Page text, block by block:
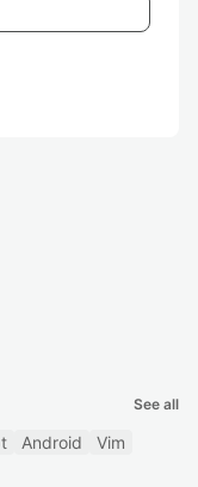
See all
Android
Vim